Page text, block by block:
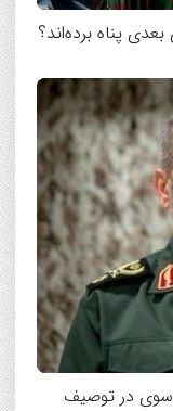
پناه برده‌اند؟
در توصیف